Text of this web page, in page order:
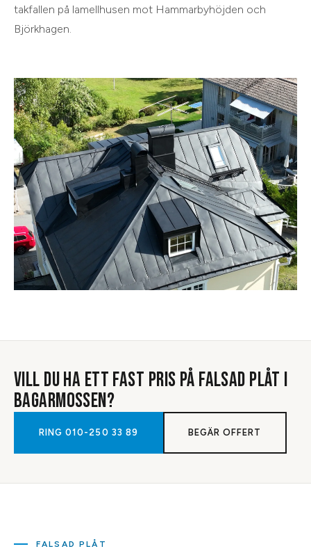
takfallen på lamellhusen mot Hammarbyhöjden och
Björkhagen.
VILL DU HA ETT FAST PRIS PÅ FALSAD PLÅT I
BAGARMOSSEN?
RING010-250 33 89 BEGÄR OFFERT
FALSAD PLÅT